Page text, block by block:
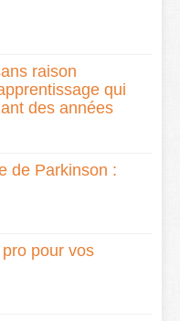
raison
qui
des années
de Parkinson :
pour vos